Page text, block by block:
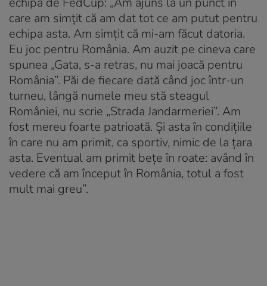
care am simțit că am dat tot ce am putut pentru
echipa asta. Am simțit că mi-am făcut datoria.
Eu joc pentru România. Am auzit pe cineva care
spunea „Gata, s-a retras, nu mai joacă pentru
România”. Păi de fiecare dată când joc într-un
turneu, lângă numele meu stă steagul
României, nu scrie „Strada Jandarmeriei”. Am
fost mereu foarte patrioată. Și asta în condițiile
în care nu am primit, ca sportiv, nimic de la țara
asta. Eventual am primit bețe în roate: având în
vedere că am început în România, totul a fost
mult mai greu”.